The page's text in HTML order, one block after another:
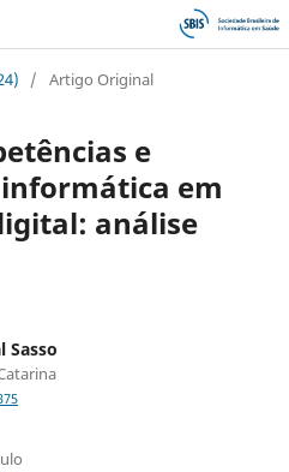
/ Artigo Original
e
em
análise
Sasso